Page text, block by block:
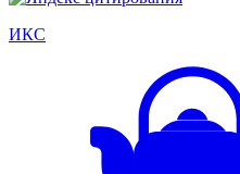
ИКС